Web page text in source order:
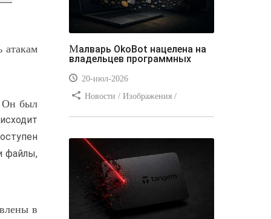
атакам
Он был
файлы,
в
Малварь OkoBot нацелена на
владельцев программных
20-июл-2026
Новости / Изображения /
Самоучитель CSS / Линии и рамки /
Видео уроки / Заработок